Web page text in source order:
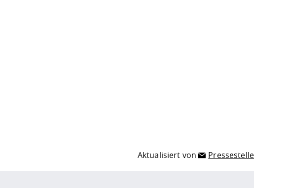
Aktualisiert von Pressestelle